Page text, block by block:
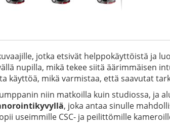
jotka etsivät helppokäyttöistä ja
nupilla, mikä tekee siitä äärimmäisen
käyttöä, mikä varmistaa, että saavutat
niin matkoilla kuin studiossa, ja
, joka antaa sinulle
useimmille CSC- ja peilittömille